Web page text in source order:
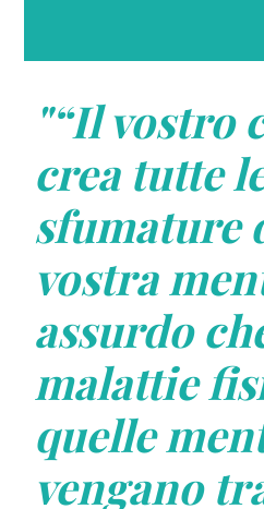
"“Il vostro
crea tutte
sfumature
vostra
assurdo
malattie
quelle
vengano